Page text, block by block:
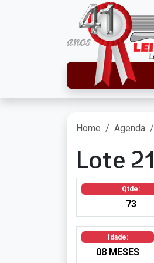
Home Agenda
Lote 21
Qtde:
73
Idade:
08 MESES